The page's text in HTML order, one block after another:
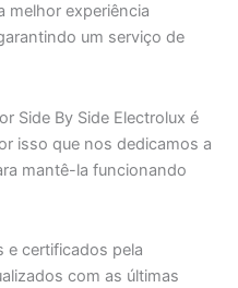
melhor experiência
um serviço de
Side By Side Electrolux é
isso que nos dedicamos a
mantê-la funcionando
e certificados pela
com as últimas